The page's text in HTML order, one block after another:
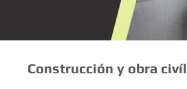
Construcción y obra civíl